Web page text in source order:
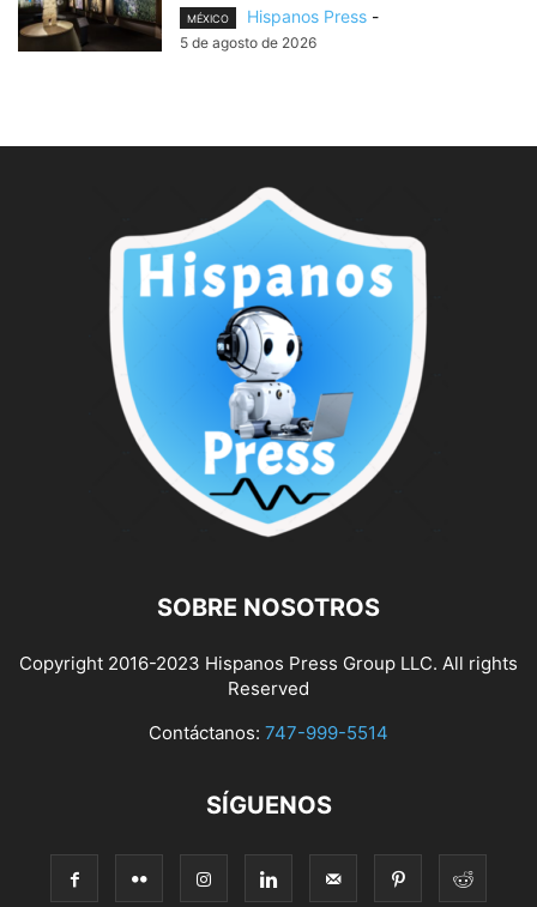
MÉXICO Hispanos Press -
5 de agosto de 2026
SOBRE NOSOTROS
Copyright 2016-2023 Hispanos Press Group LLC. All rights
Reserved
Contáctanos: 747-999-5514
SÍGUENOS